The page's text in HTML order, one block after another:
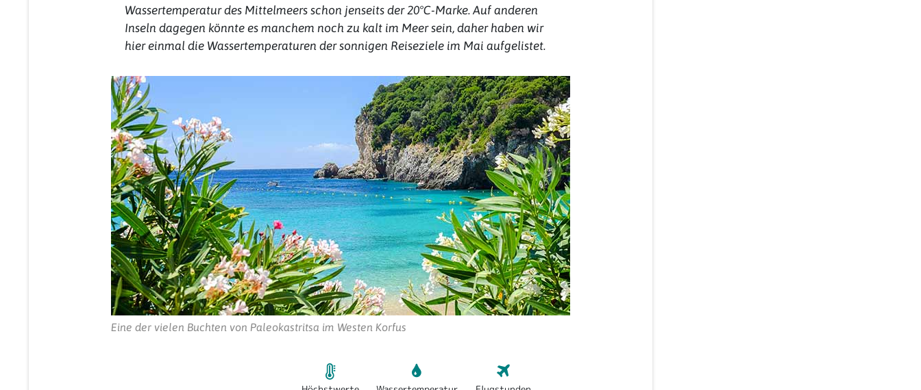
Wassertemperatur des Mittelmeers schon jenseits der 20°C-Marke. Auf anderen
Inseln dagegen könnte es manchem noch zu kalt im Meer sein, daher haben wir
hier einmal die Wassertemperaturen der sonnigen Reiseziele im Mai aufgelistet.
Eine der vielen Buchten von Paleokastritsa im Westen Korfus